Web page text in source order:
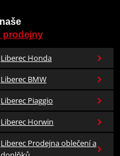
pády a nárazy
injection strategicky
pádu
prodejny
Liberec Honda
Liberec BMW
Liberec Piaggio
Liberec Horwin
Liberec Prodejna oblečení a